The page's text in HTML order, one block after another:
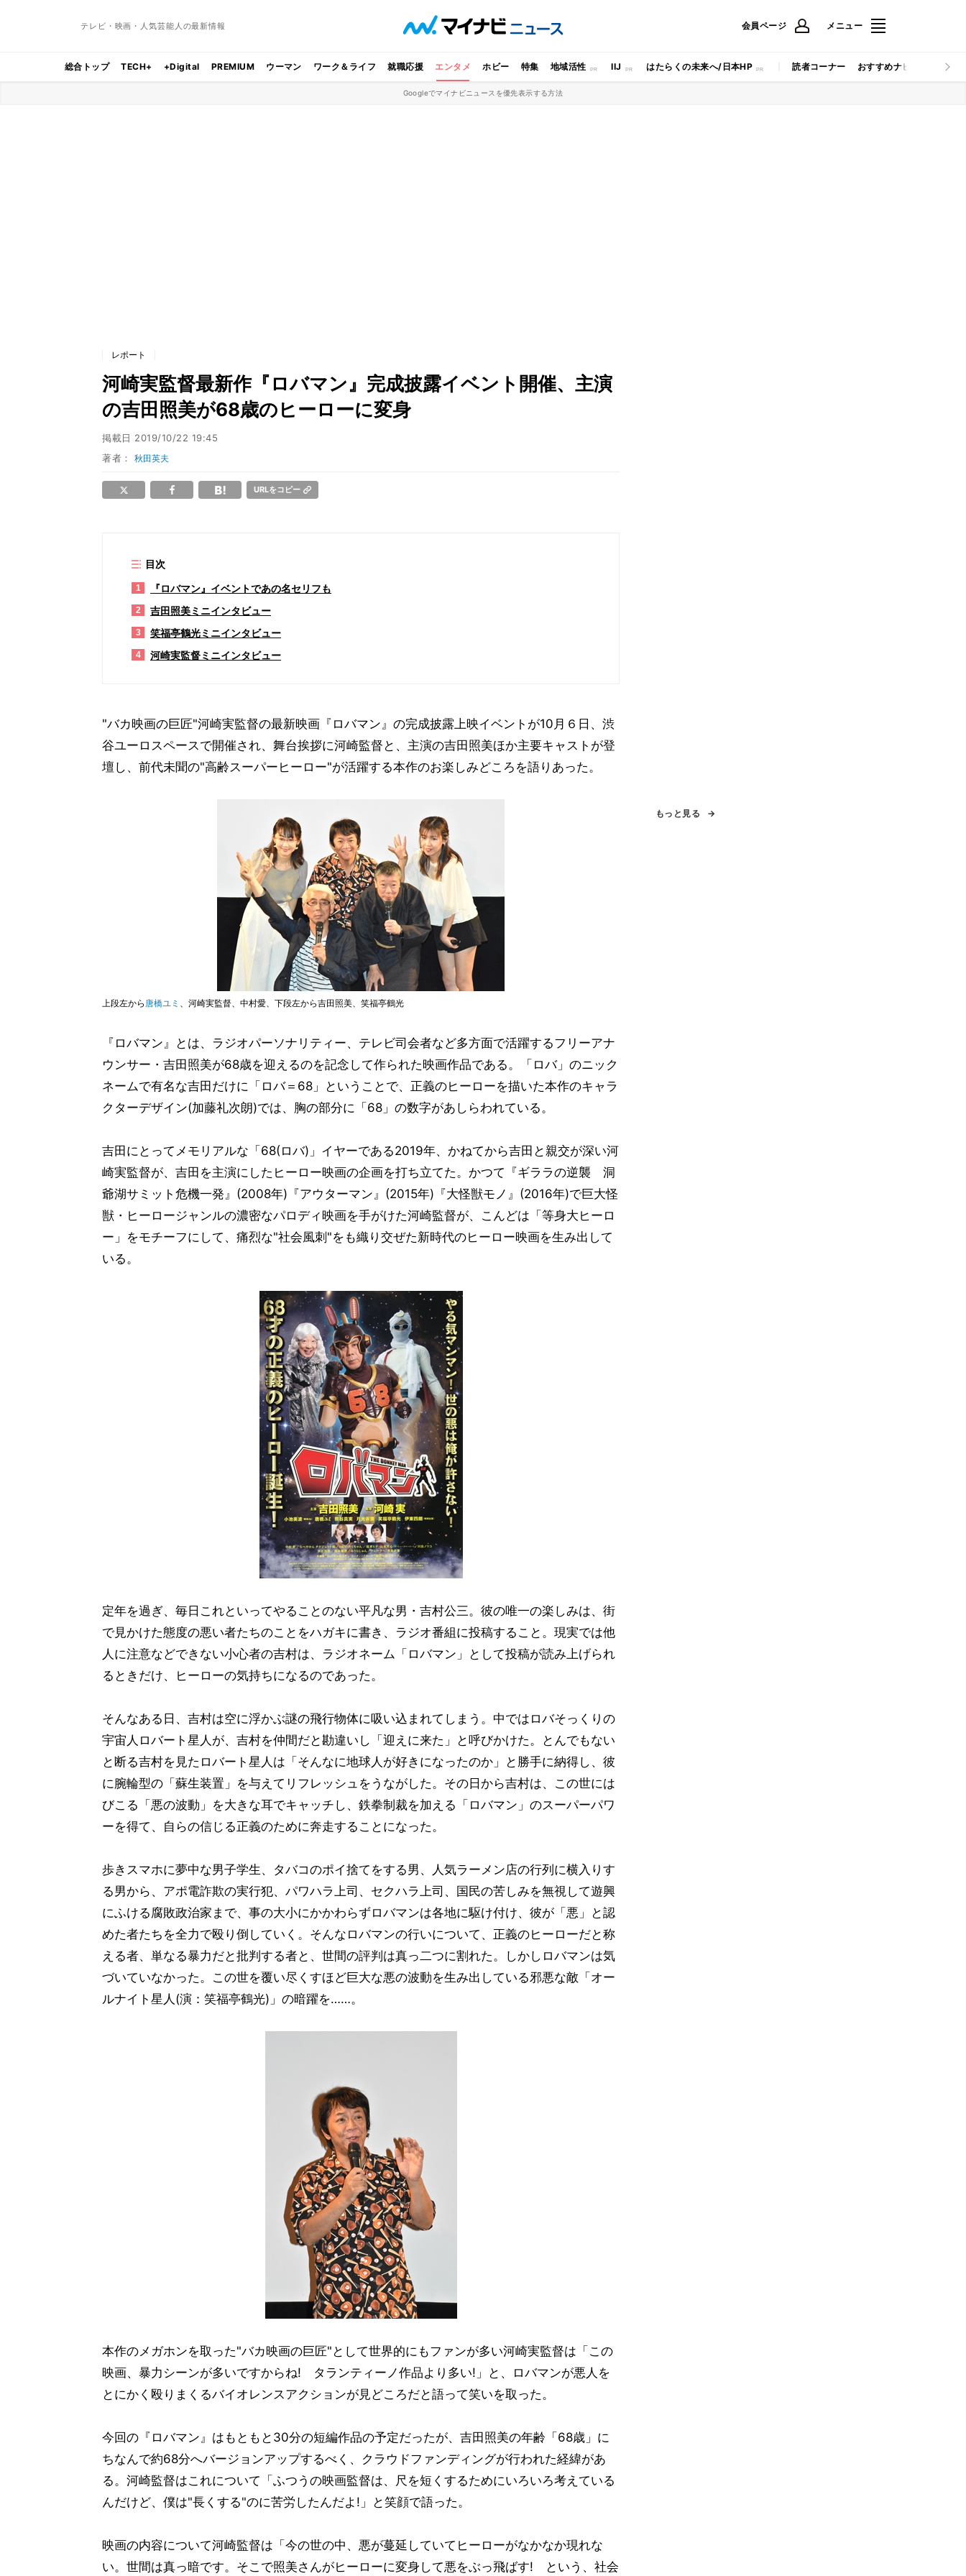
テレビ・映画・人気芸能人の最新情報 会員ページ メニュー
総合トップ TECH+ +Digital PREMIUM ウーマン ワーク＆ライフ 就職応援 エンタメ ホビー 特集 地域活性 IIJ はたらくの未来へ/日本HP 読者コーナー おすすめナビ マイナビ
Googleでマイナビニュースを優先表示する方法
レポート
河崎実監督最新作『ロバマン』完成披露イベント開催、主演
の吉田照美が68歳のヒーローに変身
掲載日 2019/10/22 19:45
著者：秋田英夫
URLをコピー
目次
1 『ロバマン』イベントであの名セリフも
2 吉田照美ミニインタビュー
3 笑福亭鶴光ミニインタビュー
4 河崎実監督ミニインタビュー
"バカ映画の巨匠"河崎実監督の最新映画『ロバマン』の完成披露上映イベントが10月６日、渋
谷ユーロスペースで開催され、舞台挨拶に河崎監督と、主演の吉田照美ほか主要キャストが登
壇し、前代未聞の"高齢スーパーヒーロー"が活躍する本作のお楽しみどころを語りあった。
上段左から 唐橋ユミ 、河崎実監督、中村愛、下段左から吉田照美、笑福亭鶴光
『ロバマン』とは、ラジオパーソナリティー、テレビ司会者など多方面で活躍するフリーアナ
ウンサー・吉田照美が68歳を迎えるのを記念して作られた映画作品である。「ロバ」のニック
ネームで有名な吉田だけに「ロバ＝68」ということで、正義のヒーローを描いた本作のキャラ
クターデザイン(加藤礼次朗)では、胸の部分に「68」の数字があしらわれている。
吉田にとってメモリアルな「68(ロバ)」イヤーである2019年、かねてから吉田と親交が深い河
崎実監督が、吉田を主演にしたヒーロー映画の企画を打ち立てた。かつて『ギララの逆襲 洞
爺湖サミット危機一発』(2008年)『アウターマン』(2015年)『大怪獣モノ』(2016年)で巨大怪
獣・ヒーロージャンルの濃密なパロディ映画を手がけた河崎監督が、こんどは「等身大ヒーロ
ー」をモチーフにして、痛烈な"社会風刺"をも織り交ぜた新時代のヒーロー映画を生み出して
いる。
定年を過ぎ、毎日これといってやることのない平凡な男・吉村公三。彼の唯一の楽しみは、街
で見かけた態度の悪い者たちのことをハガキに書き、ラジオ番組に投稿すること。現実では他
人に注意などできない小心者の吉村は、ラジオネーム「ロバマン」として投稿が読み上げられ
るときだけ、ヒーローの気持ちになるのであった。
そんなある日、吉村は空に浮かぶ謎の飛行物体に吸い込まれてしまう。中ではロバそっくりの
宇宙人ロバート星人が、吉村を仲間だと勘違いし「迎えに来た」と呼びかけた。とんでもない
と断る吉村を見たロバート星人は「そんなに地球人が好きになったのか」と勝手に納得し、彼
に腕輪型の「蘇生装置」を与えてリフレッシュをうながした。その日から吉村は、この世には
びこる「悪の波動」を大きな耳でキャッチし、鉄拳制裁を加える「ロバマン」のスーパーパワ
ーを得て、自らの信じる正義のために奔走することになった。
歩きスマホに夢中な男子学生、タバコのポイ捨てをする男、人気ラーメン店の行列に横入りす
る男から、アポ電詐欺の実行犯、パワハラ上司、セクハラ上司、国民の苦しみを無視して遊興
にふける腐敗政治家まで、事の大小にかかわらずロバマンは各地に駆け付け、彼が「悪」と認
めた者たちを全力で殴り倒していく。そんなロバマンの行いについて、正義のヒーローだと称
える者、単なる暴力だと批判する者と、世間の評判は真っ二つに割れた。しかしロバマンは気
づいていなかった。この世を覆い尽くすほど巨大な悪の波動を生み出している邪悪な敵「オー
ルナイト星人(演：笑福亭鶴光)」の暗躍を……。
本作のメガホンを取った"バカ映画の巨匠"として世界的にもファンが多い河崎実監督は「この
映画、暴力シーンが多いですからね! タランティーノ作品より多い!」と、ロバマンが悪人を
とにかく殴りまくるバイオレンスアクションが見どころだと語って笑いを取った。
今回の『ロバマン』はもともと30分の短編作品の予定だったが、吉田照美の年齢「68歳」に
ちなんで約68分へバージョンアップするべく、クラウドファンディングが行われた経緯があ
る。河崎監督はこれについて「ふつうの映画監督は、尺を短くするためにいろいろ考えている
んだけど、僕は"長くする"のに苦労したんだよ!」と笑顔で語った。
映画の内容について河崎監督は「今の世の中、悪が蔓延していてヒーローがなかなか現れな
い。世間は真っ暗です。そこで照美さんがヒーローに変身して悪をぶっ飛ばす! という、社会
もっと見る